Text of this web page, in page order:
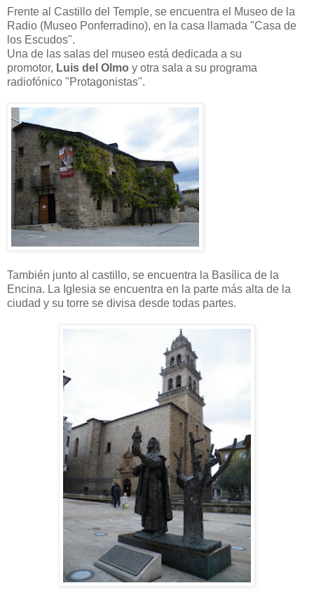
Frente al Castillo del Temple, se encuentra el Museo de la
Radio (Museo Ponferradino), en la casa llamada "Casa de
los Escudos".
Una de las salas del museo está dedicada a su
promotor, Luis del Olmo y otra sala a su programa
radiofónico "Protagonistas".
También junto al castillo, se encuentra la Basílica de la
Encina. La Iglesia se encuentra en la parte más alta de la
ciudad y su torre se divisa desde todas partes.